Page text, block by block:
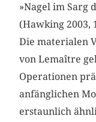
»Nagel im Sarg
(Hawking 2003,
Die materialen
von Lemaître
Operationen
anfänglichen
erstaunlich